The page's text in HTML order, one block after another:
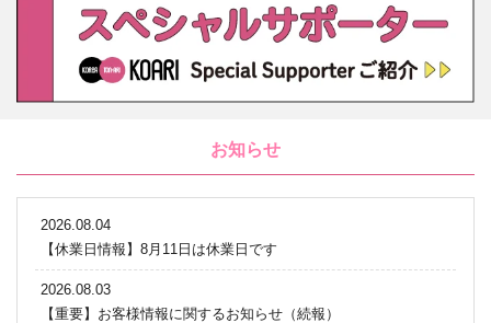
お知らせ
2026.08.04
【休業日情報】8月11日は休業日です
2026.08.03
【重要】お客様情報に関するお知らせ（続報）